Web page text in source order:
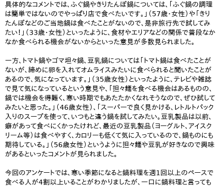
具体的なコメントでは、ふぐ鍋やきりたんぽ鍋については、「ふぐ鍋の調理
は簡単ではないのでやっぱり店で食べたいです。」（57歳・女性）や「きり
たんぽなどのご当地鍋は食べたことがないので、是非旅行先で試してみ
たい！」（33歳・女性）といったように、食材やエリアなどの関係で普段なか
なか食べられる機会がないからといった意見が多数見られました。
一方、トマト鍋やゴマ坦々鍋、豆乳鍋については「トマト鍋は食べたことが
ないが、締めに卵を入れてオムライスみたいに食べられると聞いたことが
あるので、気になっています。」（35歳女性）といったように、テレビや雑誌
で見て気になっているという意見や、「担々麺を食べる機会はあるものの、
鍋では機会を得難く、寒い時期でもあたたかくなれそうなので、ぜひ試して
みたいと思った。」（46歳女性）、「スーパーで良く見かける、レトルトパック
入りのスープを使って、いつもと違う鍋を試してみたい。豆乳製品は以前、
癖があって食べにくかったけれど、最近の豆乳製品（ヨーグルト、アイスク
リーム等）は食べやすく、カロリーも低くて気に入っているので、鍋ものにも
期待している。」（56歳女性）というように担々麺や豆乳が好きなので興味
があるといったコメントが見られました。
今回のアンケートでは、寒い季節になると鍋料理を週1回以上のペースで
食べる人が4割以上いることがわかりましたが、一口に鍋料理と言っても